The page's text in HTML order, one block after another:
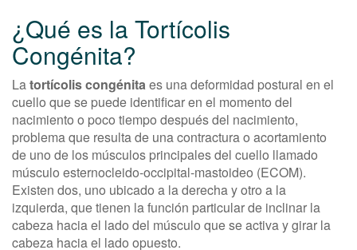
¿Qué es la Tortícolis
Congénita?
Latortícolis congénitaes una deformidad postural en el
cuello que se puede identificar en el momento del
nacimiento o poco tiempo después del nacimiento,
problema que resulta de una contractura o acortamiento
de uno de los músculos principales del cuello llamado
músculo esternocleido-occipital-mastoideo (ECOM).
Existen dos, uno ubicado a la derecha y otro a la
izquierda, que tienen la función particular de inclinar la
cabeza hacia el lado del músculo que se activa y girar la
cabeza hacia el lado opuesto.